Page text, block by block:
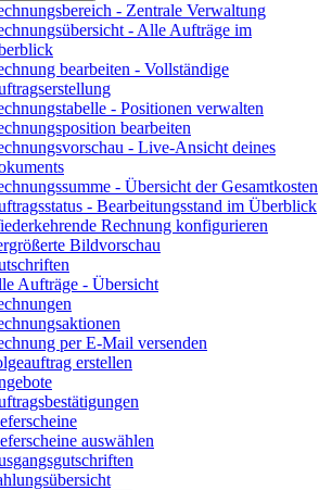
- Zentrale Verwaltung
- Alle Aufträge im
bearbeiten - Vollständige
- Positionen verwalten
bearbeiten
- Live-Ansicht deines
- Übersicht der Gesamtkosten
- Bearbeitungsstand im Überblick
Rechnung konfigurieren
Bildvorschau
Aufträge - Übersicht
per E-Mail versenden
erstellen
auswählen